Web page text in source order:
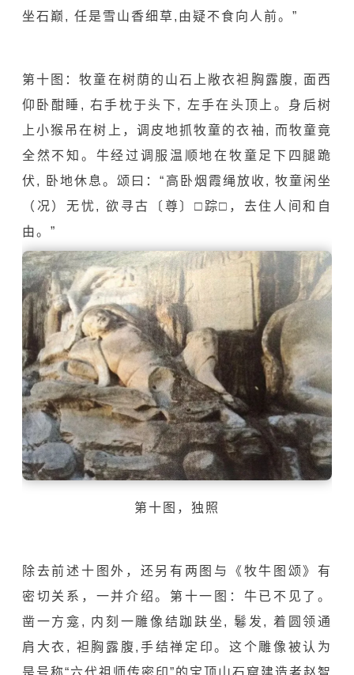
坐石巅, 任是雪山香细草,由疑不食向人前。”
第十图：牧童在树荫的山石上敞衣袒胸露腹, 面西
仰卧酣睡, 右手枕于头下, 左手在头顶上。身后树
上小猴吊在树上，调皮地抓牧童的衣袖, 而牧童竟
全然不知。牛经过调服温顺地在牧童足下四腿跪
伏, 卧地休息。颂曰：“高卧烟霞绳放收, 牧童闲坐
（况）无忧, 欲寻古〔尊〕□踪□，去住人间和自
由。”
第十图，独照
除去前述十图外，还另有两图与《牧牛图颂》有
密切关系，一并介绍。第十一图：牛已不见了。
凿一方龛, 内刻一雕像结跏趺坐, 鬈发, 着圆领通
肩大衣, 袒胸露腹,手结禅定印。这个雕像被认为
是号称“六代祖师传密印”的 宝顶山石窟建造者赵智